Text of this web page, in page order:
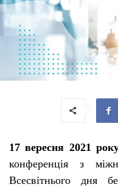
17 вересня 2021
конференція з
Всесвітнього дня